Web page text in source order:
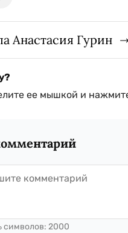
Анастасия Гурин
ее мышкой и
символов: 2000